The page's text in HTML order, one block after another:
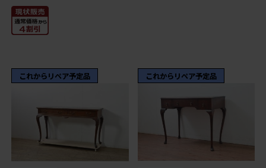
これからリペア予定品 これからリペア予定品